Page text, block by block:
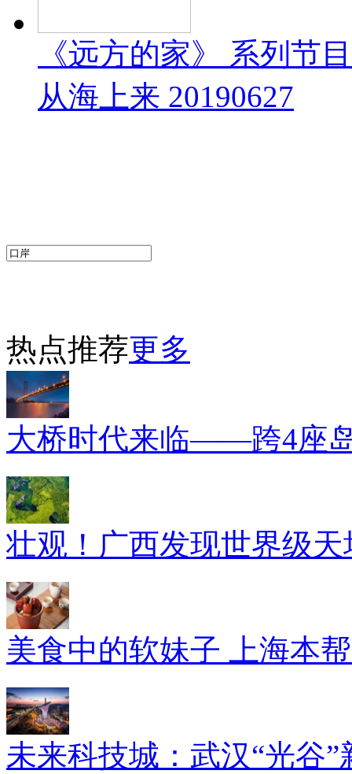
《远方的家》 系列
从海上来 20190627
热点推荐更多
大桥时代来临——跨4座
壮观！广西发现世界级
美食中的软妹子 上海本
未来科技城：武汉“光谷”